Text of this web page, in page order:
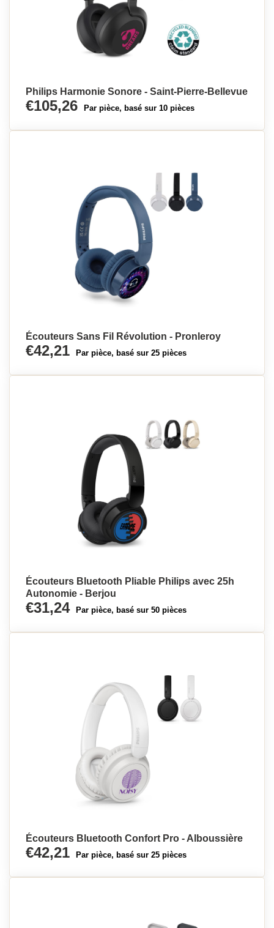
Philips Harmonie Sonore - Saint-Pierre-Bellevue
€105,26 Par pièce, basé sur 10 pièces
Écouteurs Sans Fil Révolution - Pronleroy
€42,21 Par pièce, basé sur 25 pièces
Écouteurs Bluetooth Pliable Philips avec 25h
Autonomie - Berjou
€31,24 Par pièce, basé sur 50 pièces
Écouteurs Bluetooth Confort Pro - Alboussière
€42,21 Par pièce, basé sur 25 pièces